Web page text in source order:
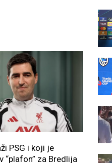
PSG i koji je
“plafon” za Bredlija